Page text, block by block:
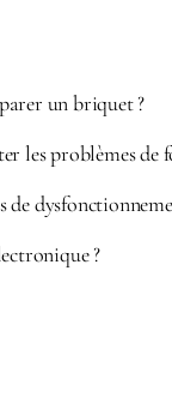
un briquet ?
les problèmes de
de
?